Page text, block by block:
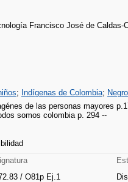
Francisco José de Caldas-
; Indígenas de Colombia;
de las personas mayores
somos colombia p. 294 --
/ O81p Ej.1